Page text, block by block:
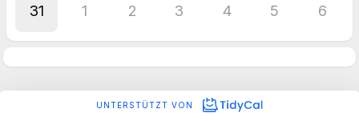
31 1 2 3 4 5 6
UNTERSTÜTZT VON